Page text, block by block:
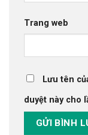
Trang web
Lưu tên
duyệt này cho